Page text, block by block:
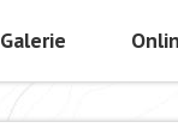
Galerie